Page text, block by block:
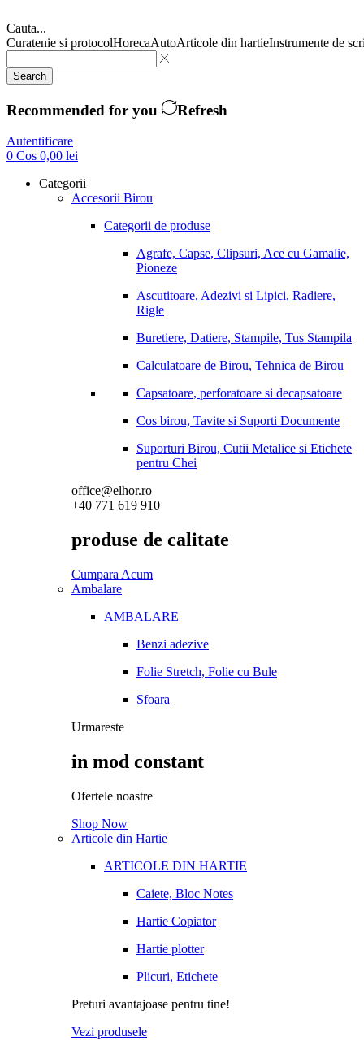
Cauta...
Curatenie si protocolHorecaAutoArticole din hartieInstrumente de
Search
Recommended for you Refresh
Autentificare
0 Cos 0,00 lei
Categorii
Accesorii Birou
Categorii de produse
Agrafe, Capse, Clipsuri, Ace cu Gamalie,
Pioneze
Ascutitoare, Adezivi si Lipici, Radiere,
Rigle
Buretiere, Datiere, Stampile, Tus Stampila
Calculatoare de Birou, Tehnica de Birou
Capsatoare, perforatoare si decapsatoare
Cos birou, Tavite si Suporti Documente
Suporturi Birou, Cutii Metalice si Etichete
pentru Chei
office@elhor.ro
+40 771 619 910
produse de calitate
Cumpara Acum
Ambalare
AMBALARE
Benzi adezive
Folie Stretch, Folie cu Bule
Sfoara
Urmareste
in mod constant
Ofertele noastre
Shop Now
Articole din Hartie
ARTICOLE DIN HARTIE
Caiete, Bloc Notes
Hartie Copiator
Hartie plotter
Plicuri, Etichete
Preturi avantajoase pentru tine!
Vezi produsele